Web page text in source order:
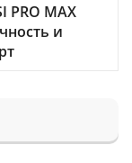
PRO MAX
и